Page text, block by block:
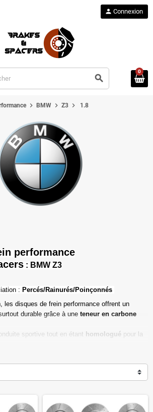
search
person Connexion
0
chevron_right BMW chevron_right Z3 chevron_right 1.8
performance
: BMW Z3
: Percés/Rainurés/Poinçonnés
les disques de frein performance offrent un
durable grâce à une teneur en carbone
sportive tout en étant homologué pour la